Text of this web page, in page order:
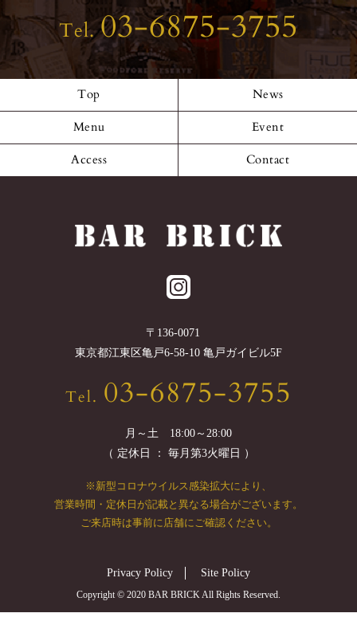
Tel.03-6875-3755
Top News
Menu Event
Access Contact
〒 136-0071
東京都江東区亀戸6-58-10 亀戸ガイビル5F
Tel. 03-6875-3755
月～土 18:00～28:00
（ 定休日 ： 毎月第3火曜日 ）
※新型コロナウイルス感染拡大により、
営業時間・定休日が記載と異なる場合がございます。
ご来店時は事前に店舗にご確認ください。
Privacy Policy Site Policy
Copyright © 2020 BAR BRICK All Rights Reserved.